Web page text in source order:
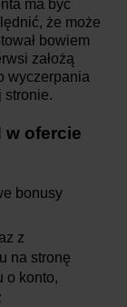
ma być
że może
bowiem
założą
wyczerpania
stronie.
w ofercie
bonusy
z
na stronę
o konto,